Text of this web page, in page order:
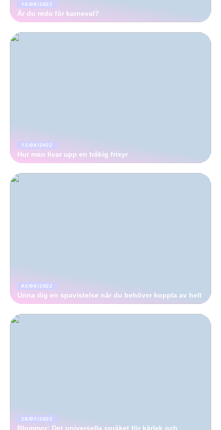
18/08/2022
Är du redo för karneval?
13/08/2022
Hur man livar upp en tråkig frisyr
03/08/2022
Unna dig en spavistelse när du behöver koppla av helt
28/07/2022
Blommor: Det universella språket för kärlek och